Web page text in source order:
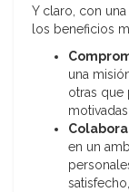
Y claro, con
los beneficios
una
otras que
en un